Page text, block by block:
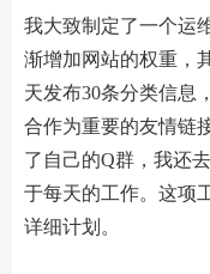
我大致制定了一个运
渐增加网站的权重，
天发布30条分类信息
合作为重要的友情链
了自己的Q群，我还
于每天的工作。这项
详细计划。